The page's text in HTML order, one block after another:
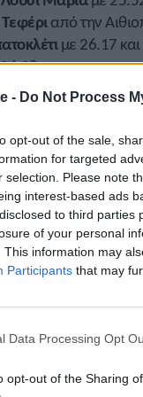
- Do Not Process
opt-out of the sale,
for targeted
selection. Please note
interest-based ads
to third parties
of your personal
This information may
Participants that may
Data Processing Opt
opt-out of the Sharing
από την
με 26.17
κέρδισε
η Γερμανίδα
στη
γυναίκες ηΣάρα
Κενυάτες Ντίκσον
κέρδισε τον
στη Κουάλα